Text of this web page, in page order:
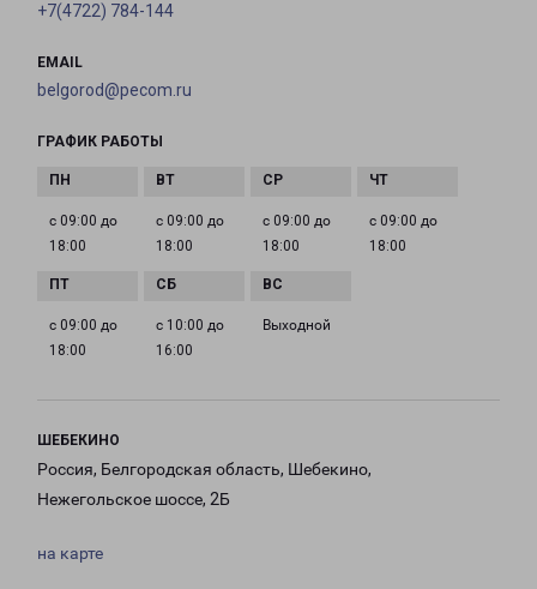
+7(4722) 784-144
EMAIL
belgorod@pecom.ru
ГРАФИК РАБОТЫ
с 09:00 до
18:00
с 09:00 до
18:00
с 09:00 до
18:00
с 09:00 до
18:00
с 09:00 до
18:00
с 10:00 до
16:00
Выходной
ШЕБЕКИНО
Россия, Белгородская область, Шебекино,
Нежегольское шоссе, 2Б
на карте